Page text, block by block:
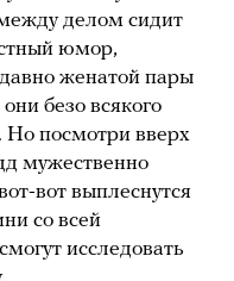
делом сидит
юмор,
женатой пары
безо всякого
Но посмотри вверх
мужественно
вот выплеснутся
со всей
исследовать